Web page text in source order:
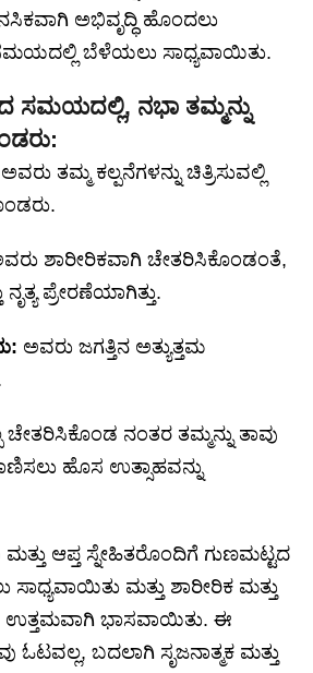
ಅಭಿವೃದ್ಧಿ ಹೊಂದಲು
ಬೆಳೆಯಲು ಸಾಧ್ಯವಾಯಿತು.
ಸಮಯದಲ್ಲಿ, ನಭಾ ತಮ್ಮನ್ನು
ತಮ್ಮ ಕಲ್ಪನೆಗಳನ್ನು ಚಿತ್ರಿಸುವಲ್ಲಿ
ಶಾರೀರಿಕವಾಗಿ ಚೇತರಿಸಿಕೊಂಡಂತೆ,
ಪ್ರೇರಣೆಯಾಗಿತ್ತು.
ಅವರು ಜಗತ್ತಿನ ಅತ್ಯುತ್ತಮ
ಚೇತರಿಸಿಕೊಂಡ ನಂತರ ತಮ್ಮನ್ನು ತಾವು
ಹೊಸ ಉತ್ಸಾಹವನ್ನು
ಆಪ್ತ ಸ್ನೇಹಿತರೊಂದಿಗೆ ಗುಣಮಟ್ಟದ
ಮತ್ತು ಶಾರೀರಿಕ ಮತ್ತು
ಉತ್ತಮವಾಗಿ ಭಾಸವಾಯಿತು. ಈ
ಓಟವಲ್ಲ, ಬದಲಾಗಿ ಸೃಜನಾತ್ಮಕ ಮತ್ತು